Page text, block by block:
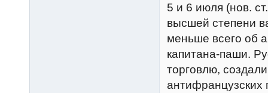
5 и 6 июля (нов.
высшей степени
меньше всего об
капитана-паши.
торговлю,
антифранцузских